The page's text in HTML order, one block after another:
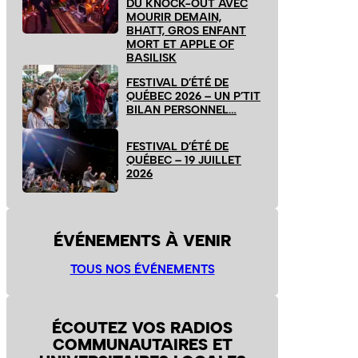
MOURIR DEMAIN,
BHATT, GROS ENFANT
MORT ET APPLE OF
BASILISK
FESTIVAL D’ÉTÉ DE
QUÉBEC 2026 – UN P’TIT
BILAN PERSONNEL…
FESTIVAL D’ÉTÉ DE
QUÉBEC – 19 JUILLET
2026
ÉVÉNEMENTS À VENIR
TOUS NOS ÉVÉNEMENTS
ÉCOUTEZ VOS RADIOS
COMMUNAUTAIRES ET